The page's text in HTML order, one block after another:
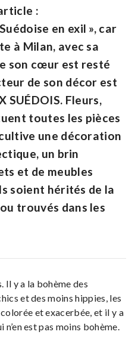
:
en exil », car
à Milan, avec sa
son cœur est resté
de son décor est
SUÉDOIS. Fleurs,
toutes les pièces
une décoration
un brin
et de meubles
soient hérités de la
trouvés dans les
Il y a la bohème des
et des moins hippies, les
et exacerbée, et il y a
est pas moins bohème.